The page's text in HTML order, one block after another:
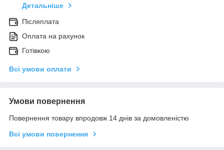
Детальніше
Післяплата
Оплата на рахунок
Готівкою
Всі умови оплати
Умови повернення
Повернення товару впродовж 14 днів за домовленістю
Всі умови повернення